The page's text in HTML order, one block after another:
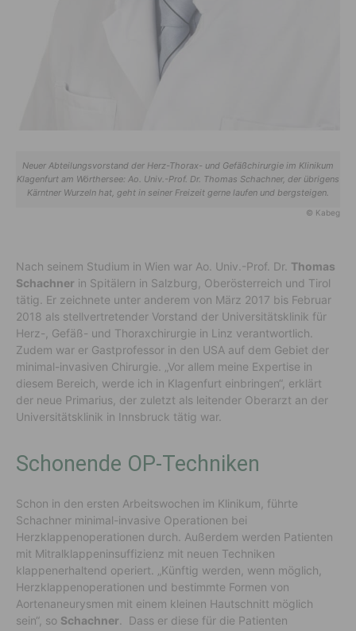
Neuer Abteilungsvorstand der Herz-Thorax- und Gefäßchirurgie im Klinikum
Klagenfurt am Wörthersee: Ao. Univ.-Prof. Dr. Thomas Schachner, der übrigens
Kärntner Wurzeln hat, geht in seiner Freizeit gerne laufen und bergsteigen.
© Kabeg
Nach seinem Studium in Wien war Ao. Univ.-Prof. Dr. Thomas
Schachner in Spitälern in Salzburg, Oberösterreich und Tirol
tätig. Er zeichnete unter anderem von März 2017 bis Februar
2018 als stellvertretender Vorstand der Universitätsklinik für
Herz-, Gefäß- und Thoraxchirurgie in Linz verantwortlich.
Zudem war er Gastprofessor in den USA auf dem Gebiet der
minimal-invasiven Chirurgie. „Vor allem meine Expertise in
diesem Bereich, werde ich in Klagenfurt einbringen“, erklärt
der neue Primarius, der zuletzt als leitender Oberarzt an der
Universitätsklinik in Innsbruck tätig war.
Schonende OP-Techniken
Schon in den ersten Arbeitswochen im Klinikum, führte
Schachner minimal-invasive Operationen bei
Herzklappenoperationen durch. Außerdem werden Patienten
mit Mitralklappeninsuffizienz mit neuen Techniken
klappenerhaltend operiert. „Künftig werden, wenn möglich,
Herzklappenoperationen und bestimmte Formen von
Aortenaneurysmen mit einem kleinen Hautschnitt möglich
sein“, so Schachner . Dass er diese für die Patienten